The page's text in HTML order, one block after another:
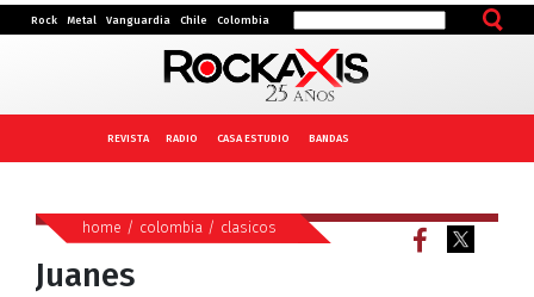
Rock Metal Vanguardia Chile Colombia
REVISTA RADIO CASA ESTUDIO BANDAS
home / colombia / clasicos
Juanes